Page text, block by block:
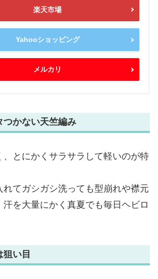
楽天市場
Yahooショッピング
メルカリ
つかない天竺編み
、とにかくサラサラして軽いのが特
れてガシガシ洗っても型崩れや襟元
を大量にかく真夏でも毎日ヘビロ
い目